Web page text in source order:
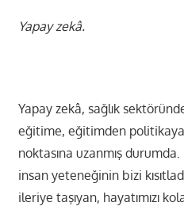
Yapay zekâ.
Yapay zekâ, sağlık
eğitime, eğitimden politikaya
noktasına uzanmış
insan yeteneğinin bizi
ileriye taşıyan, hayatımızı